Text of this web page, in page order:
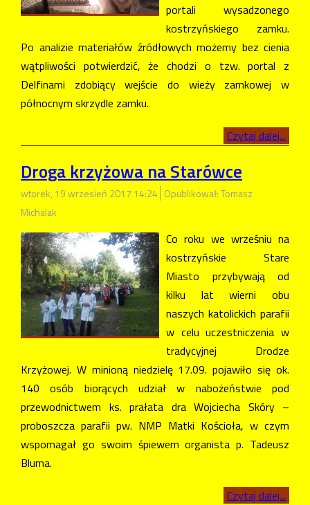
portali wysadzonego
kostrzyńskiego zamku.
Po analizie materiałów źródłowych możemy bez cienia
wątpliwości potwierdzić, że chodzi o tzw. portal z
Delfinami zdobiący wejście do wieży zamkowej w
północnym skrzydle zamku.
Czytaj dalej...
Droga krzyżowa na Starówce
wtorek, 19 wrzesień 2017 14:24 Opublikował: Tomasz
Michalak
Co roku we wrześniu na
kostrzyńskie Stare
Miasto przybywają od
kilku lat wierni obu
naszych katolickich parafii
w celu uczestniczenia w
tradycyjnej Drodze
Krzyżowej. W minioną niedzielę 17.09. pojawiło się ok.
140 osób biorących udział w nabożeństwie pod
przewodnictwem ks. prałata dra Wojciecha Skóry –
proboszcza parafii pw. NMP Matki Kościoła, w czym
wspomagał go swoim śpiewem organista p. Tadeusz
Bluma.
Czytaj dalej...